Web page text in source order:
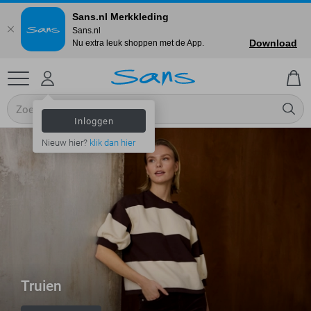
Inloggen
Nieuw hier? klik dan hier
Truien
Sans.nl Merkkleding
Sans.nl
Nu extra leuk shoppen met de App.
Download